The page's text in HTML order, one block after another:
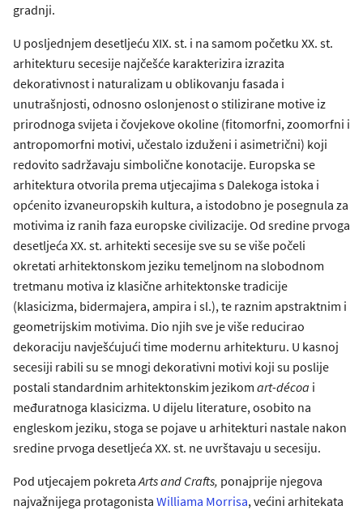
gradnji.
U posljednjem desetljeću XIX. st. i na samom početku XX. st.
arhitekturu secesije najčešće karakterizira izrazita
dekorativnost i naturalizam u oblikovanju fasada i
unutrašnjosti, odnosno oslonjenost o stilizirane motive iz
prirodnoga svijeta i čovjekove okoline (fitomorfni, zoomorfni i
antropomorfni motivi, učestalo izduženi i asimetrični) koji
redovito sadržavaju simbolične konotacije. Europska se
arhitektura otvorila prema utjecajima s Dalekoga istoka i
općenito izvaneuropskih kultura, a istodobno je posegnula za
motivima iz ranih faza europske civilizacije. Od sredine prvoga
desetljeća XX. st. arhitekti secesije sve su se više počeli
okretati arhitektonskom jeziku temeljnom na slobodnom
tretmanu motiva iz klasične arhitektonske tradicije
(klasicizma, bidermajera, ampira i sl.), te raznim apstraktnim i
geometrijskim motivima. Dio njih sve je više reducirao
dekoraciju navješćujući time modernu arhitekturu. U kasnoj
secesiji rabili su se mnogi dekorativni motivi koji su poslije
postali standardnim arhitektonskim jezikom art-décoa i
međuratnoga klasicizma. U dijelu literature, osobito na
engleskom jeziku, stoga se pojave u arhitekturi nastale nakon
sredine prvoga desetljeća XX. st. ne uvrštavaju u secesiju.
Pod utjecajem pokreta Arts and Crafts, ponajprije njegova
najvažnijega protagonista Williama Morrisa, većini arhitekata